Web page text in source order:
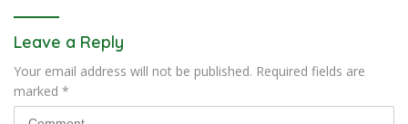
Leave a Reply
Your email address will not be published. Required fields are
marked *